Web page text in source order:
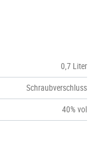
0,7 Liter
Schraubverschluss
40% vol